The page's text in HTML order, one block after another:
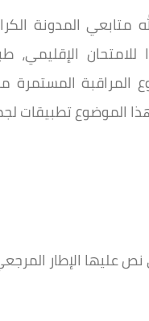
متابعي المدونة
للامتحان
الموضوع تطبيقات
عليها الإطار